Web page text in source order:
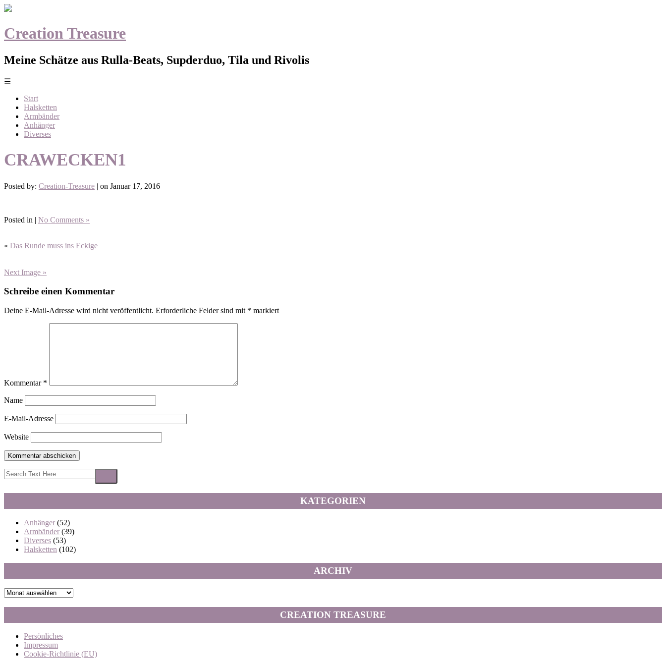
Creation Treasure
Meine Schätze aus Rulla-Beats, Supderduo, Tila und Rivolis
☰
Start
Halsketten
Armbänder
Anhänger
Diverses
CRAWECKEN1
Posted by: Creation-Treasure | on Januar 17, 2016
Posted in | No Comments »
« Das Runde muss ins Eckige
Next Image »
Schreibe einen Kommentar
Deine E-Mail-Adresse wird nicht veröffentlicht. Erforderliche Felder sind mit * markiert
Kommentar *
Name
E-Mail-Adresse
Website
KATEGORIEN
Anhänger (52)
Armbänder (39)
Diverses (53)
Halsketten (102)
ARCHIV
Archiv
CREATION TREASURE
Persönliches
Impressum
Cookie-Richtlinie (EU)